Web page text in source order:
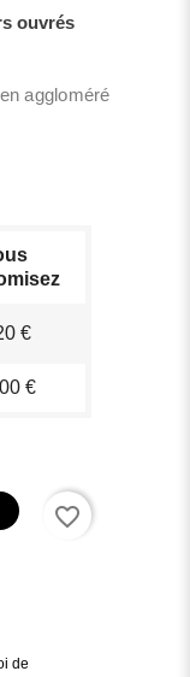
ouvrés
aggloméré
€
€
favorite_border
de